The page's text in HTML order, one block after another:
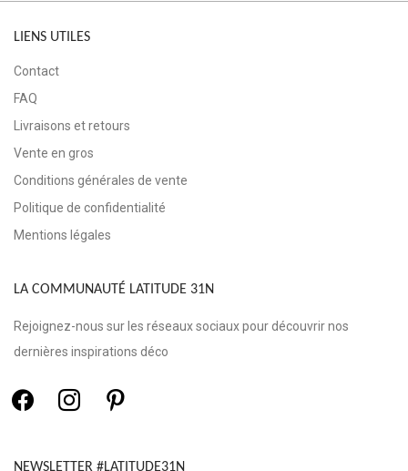
LIENS UTILES
Contact
FAQ
Livraisons et retours
Vente en gros
Conditions générales de vente
Politique de confidentialité
Mentions légales
LA COMMUNAUTÉ LATITUDE 31N
Rejoignez-nous sur les réseaux sociaux pour découvrir nos
dernières inspirations déco
NEWSLETTER #LATITUDE31N